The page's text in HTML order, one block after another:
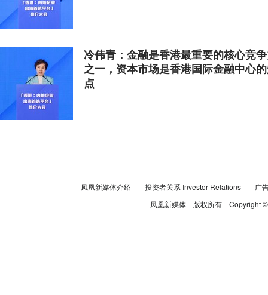
冷伟青：金融是香港最重要的核心竞
之一，资本市场是香港国际金融中心
点
凤凰新媒体介绍 | 投资者关系 Investor Relations |
广
凤凰新媒体
版权所有 Copyright